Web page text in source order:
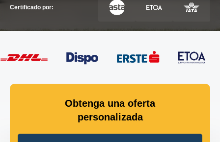
Certificado por:
Obtenga una oferta
personalizada